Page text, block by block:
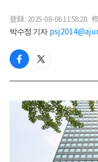
登録 : 2025-08-06 11:58:28
박수정 기자
f
c
b
o
t
i
t
e
r